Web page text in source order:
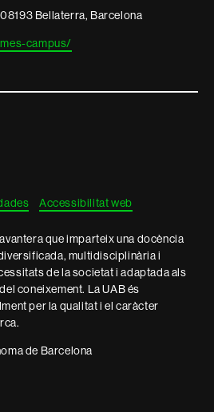
Bellaterra, Barcelona
campus/
Accessibilitat web
que imparteix una docència
multidisciplinària i
de la societat i adaptada als
coneixement. La UAB és
per la qualitat i el caràcter
de Barcelona